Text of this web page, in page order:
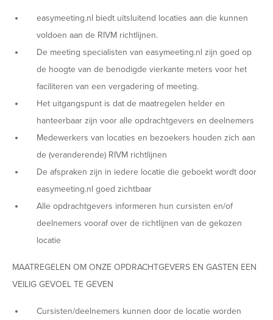
easymeeting.nl biedt uitsluitend locaties aan die kunnen
voldoen aan de RIVM richtlijnen.
De meeting specialisten van easymeeting.nl zijn goed op
de hoogte van de benodigde vierkante meters voor het
faciliteren van een vergadering of meeting.
Het uitgangspunt is dat de maatregelen helder en
hanteerbaar zijn voor alle opdrachtgevers en deelnemers
Medewerkers van locaties en bezoekers houden zich aan
de (veranderende) RIVM richtlijnen
De afspraken zijn in iedere locatie die geboekt wordt door
easymeeting.nl goed zichtbaar
Alle opdrachtgevers informeren hun cursisten en/of
deelnemers vooraf over de richtlijnen van de gekozen
locatie
MAATREGELEN OM ONZE OPDRACHTGEVERS EN GASTEN EEN
VEILIG GEVOEL TE GEVEN
Cursisten/deelnemers kunnen door de locatie worden